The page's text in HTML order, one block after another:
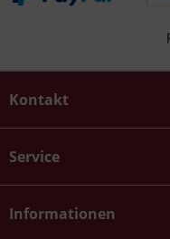
Kontakt
Service
Informationen